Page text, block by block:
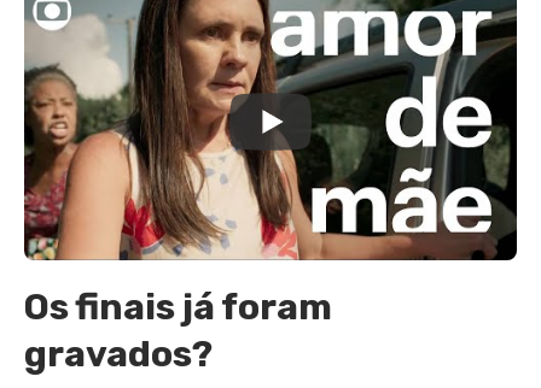
Os finais já foram
gravados?